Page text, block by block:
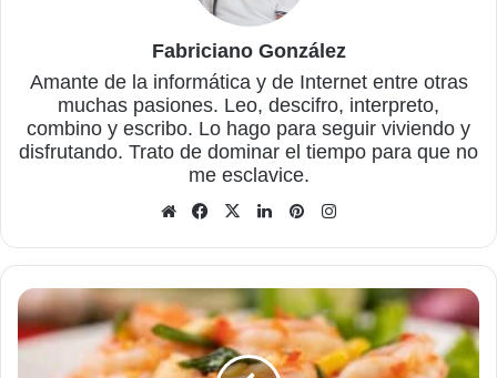
Fabriciano González
Amante de la informática y de Internet entre otras
muchas pasiones. Leo, descifro, interpreto,
combino y escribo. Lo hago para seguir viviendo y
disfrutando. Trato de dominar el tiempo para que no
me esclavice.
Sitio
Facebook
X LinkedInPinterest
El
clásico
cóctel